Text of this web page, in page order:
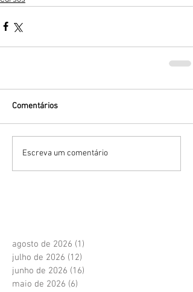
Comentários
Escreva um comentário
agosto de 2026 (1)
julho de 2026 (12)
junho de 2026 (16)
maio de 2026 (6)